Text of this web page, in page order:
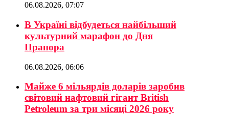
06.08.2026, 07:07
В Україні відбудеться найбільший
культурний марафон до Дня
Прапора
06.08.2026, 06:06
Майже 6 мільярдів доларів заробив
світовий нафтовий гігант British
Petroleum за три місяці 2026 року